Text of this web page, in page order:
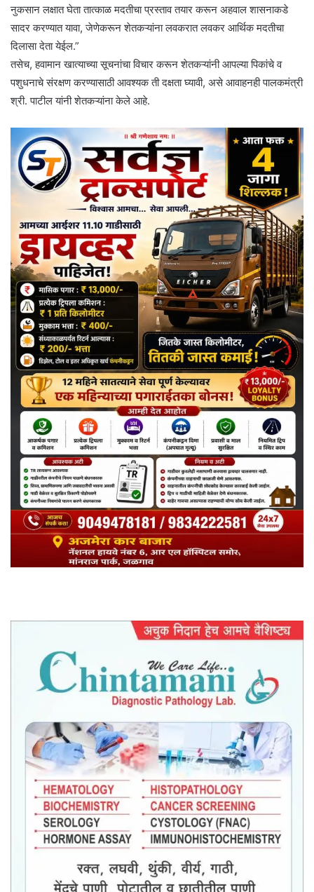
नुकसान लक्षात घेता तात्काळ मदतीचा प्रस्ताव तयार करून अहवाल शासनाकडे
सादर करण्यात यावा, जेणेकरून शेतकऱ्यांना लवकरात लवकर आर्थिक मदतीचा
दिलासा देता येईल.”
तसेच, हवामान खात्याच्या सूचनांचा विचार करून शेतकऱ्यांनी आपल्या पिकांचे व
पशुधनाचे संरक्षण करण्यासाठी आवश्यक ती दक्षता घ्यावी, असे आवाहनही पालकमंत्री
श्री. पाटील यांनी शेतकऱ्यांना केले आहे.